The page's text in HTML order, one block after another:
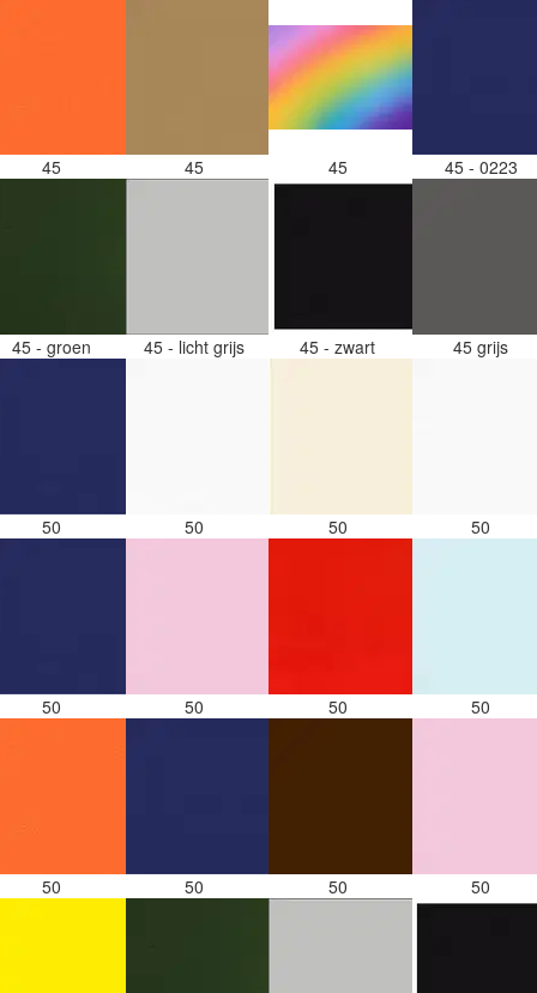
45 45 45 45 - 0223
45 - groen 45 - licht grijs 45 - zwart 45 grijs
50 50 50 50
50 50 50 50
50 50 50 50